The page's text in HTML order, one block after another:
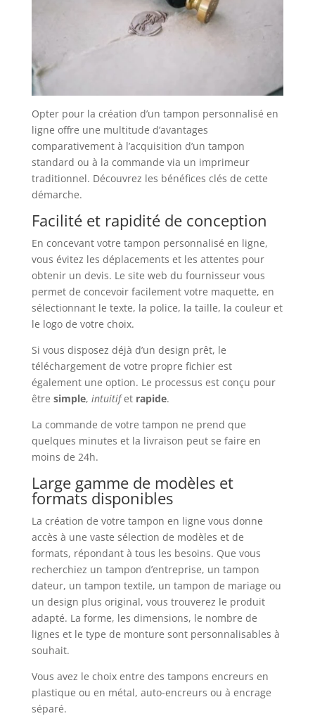
Opter pour la création d’un tampon personnalisé en
ligne offre une multitude d’avantages
comparativement à l’acquisition d’un tampon
standard ou à la commande via un imprimeur
traditionnel. Découvrez les bénéfices clés de cette
démarche.
Facilité et rapidité de conception
En concevant votre tampon personnalisé en ligne,
vous évitez les déplacements et les attentes pour
obtenir un devis. Le site web du fournisseur vous
permet de concevoir facilement votre maquette, en
sélectionnant le texte, la police, la taille, la couleur et
le logo de votre choix.
Si vous disposez déjà d’un design prêt, le
téléchargement de votre propre fichier est
également une option. Le processus est conçu pour
être simple, intuitifet rapide.
La commande de votre tampon ne prend que
quelques minutes et la livraison peut se faire en
moins de 24h.
Large gamme de modèles et
formats disponibles
La création de votre tampon en ligne vous donne
accès à une vaste sélection de modèles et de
formats, répondant à tous les besoins. Que vous
recherchiez un tampon d’entreprise, un tampon
dateur, un tampon textile, un tampon de mariage ou
un design plus original, vous trouverez le produit
adapté. La forme, les dimensions, le nombre de
lignes et le type de monture sont personnalisables à
souhait.
Vous avez le choix entre des tampons encreurs en
plastique ou en métal, auto-encreurs ou à encrage
séparé.